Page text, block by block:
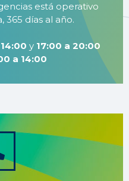
está operativo
365 días al año.
y 17:00 a 20:00
a 14:00